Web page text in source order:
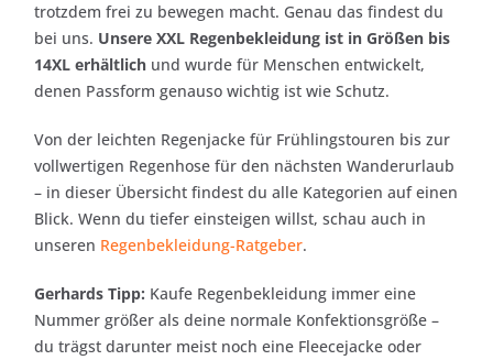
trotzdem frei zu bewegen macht. Genau das findest du
bei uns. Unsere XXL Regenbekleidung ist in Größen bis
14XL erhältlich und wurde für Menschen entwickelt,
denen Passform genauso wichtig ist wie Schutz.
Von der leichten Regenjacke für Frühlingstouren bis zur
vollwertigen Regenhose für den nächsten Wanderurlaub
– in dieser Übersicht findest du alle Kategorien auf einen
Blick. Wenn du tiefer einsteigen willst, schau auch in
unseren Regenbekleidung-Ratgeber.
Gerhards Tipp: Kaufe Regenbekleidung immer eine
Nummer größer als deine normale Konfektionsgröße –
du trägst darunter meist noch eine Fleecejacke oder